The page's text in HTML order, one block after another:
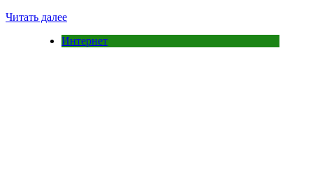
Читать далее
Интернет